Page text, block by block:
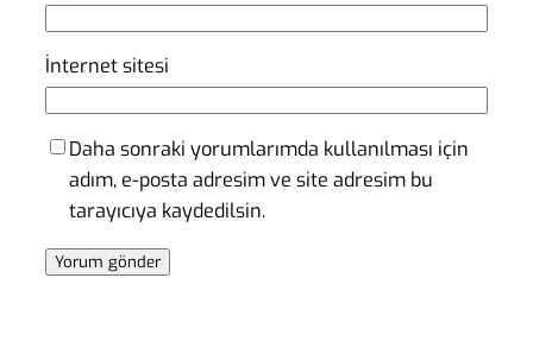
İnternet sitesi
Daha sonraki yorumlarımda kullanılması için
adım, e-posta adresim ve site adresim bu
tarayıcıya kaydedilsin.